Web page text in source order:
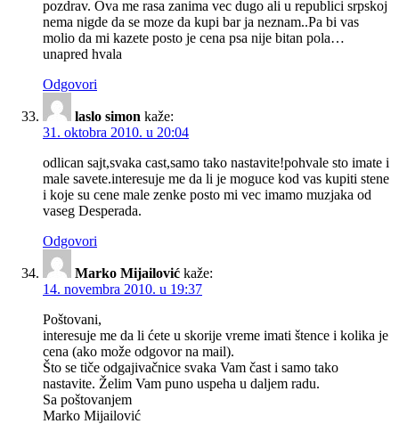
pozdrav. Ova me rasa zanima vec dugo ali u republici srpskoj
nema nigde da se moze da kupi bar ja neznam..Pa bi vas
molio da mi kazete posto je cena psa nije bitan pola…
unapred hvala
Odgovori
laslo simon kaže:
31. oktobra 2010. u 20:04
odlican sajt,svaka cast,samo tako nastavite!pohvale sto imate i
male savete.interesuje me da li je moguce kod vas kupiti stene
i koje su cene male zenke posto mi vec imamo muzjaka od
vaseg Desperada.
Odgovori
Marko Mijailović kaže:
14. novembra 2010. u 19:37
Poštovani,
interesuje me da li ćete u skorije vreme imati štence i kolika je
cena (ako može odgovor na mail).
Što se tiče odgajivačnice svaka Vam čast i samo tako
nastavite. Želim Vam puno uspeha u daljem radu.
Sa poštovanjem
Marko Mijailović